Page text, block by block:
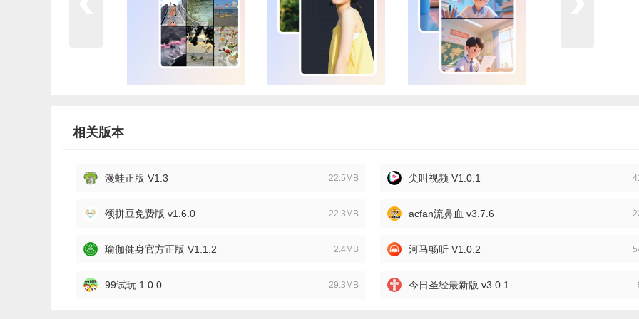
相关版本
漫蛙正版 V1.3 22.5MB 尖叫视频 V1.0.1
颂拼豆免费版 v1.6.0 22.3MB acfan流鼻血 v3.7.6
瑜伽健身官方正版 V1.1.2 2.4MB 河马畅听 V1.0.2
99试玩 1.0.0 29.3MB 今日圣经最新版 v3.0.1